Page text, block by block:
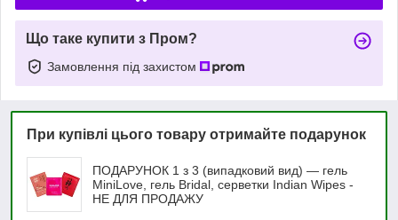
Що таке купити з Пром?
Замовлення під захистом
При купівлі цього товару отримайте подарунок
ПОДАРУНОК 1 з 3 (випадковий вид) — гель
MiniLove, гель Bridal, серветки Indian Wipes -
НЕ ДЛЯ ПРОДАЖУ